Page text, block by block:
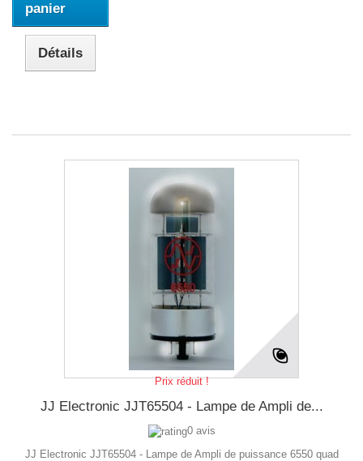
panier
Détails
Prix réduit !
JJ Electronic JJT65504 - Lampe de Ampli de...
0 avis
JJ Electronic JJT65504 - Lampe de Ampli de puissance 6550 quad